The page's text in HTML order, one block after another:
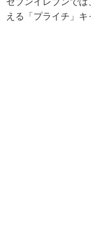
える「プライチ」キ